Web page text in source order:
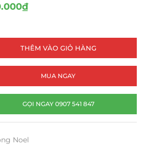
₫
THÊM VÀO GIỎ HÀNG
MUA NGAY
GỌI NGAY 0907 541 847
Noel